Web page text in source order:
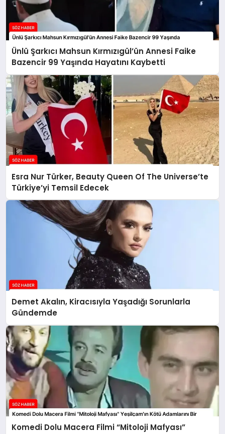
Ünlü Şarkıcı Mahsun Kırmızıgül’ün Annesi Faike
Bazencir 99 Yaşında Hayatını Kaybetti
Esra Nur Türker, Beauty Queen Of The Universe’te
Türkiye’yi Temsil Edecek
Demet Akalın, Kiracısıyla Yaşadığı Sorunlarla
Gündemde
Komedi Dolu Macera Filmi “Mitoloji Mafyası”